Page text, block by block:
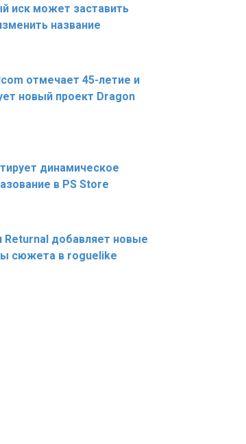
иск может заставить
название
отмечает 45-летие и
новый проект Dragon
динамическое
в PS Store
Returnal добавляет новые
сюжета в roguelike